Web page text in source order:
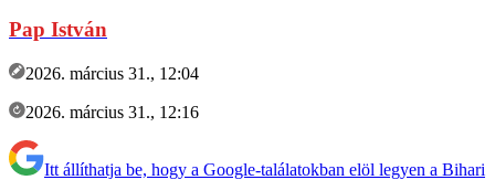
Pap István
2026. március 31., 12:04
2026. március 31., 12:16
Itt állíthatja be, hogy a Google-találatokban elöl legyen a Bihari